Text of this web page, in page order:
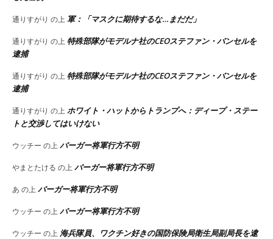
通りすがり の上 軍：「マスクに期待するな…まだだ」
通りすがり の上 特殊部隊がモデルナ社のCEOステファン・バンセルを
逮捕
通りすがり の上 特殊部隊がモデルナ社のCEOステファン・バンセルを
逮捕
通りすがり の上 ホワイト・ハットからトランプへ：ディープ・ステー
トと交渉してはいけない
ウッチー の上 バーガー将軍行方不明
やまとたける の上 バーガー将軍行方不明
あ の上 バーガー将軍行方不明
ウッチー の上 バーガー将軍行方不明
ウッチー の上 海兵隊員、ワクチン好きの国防保険局衛生局副局長を逮